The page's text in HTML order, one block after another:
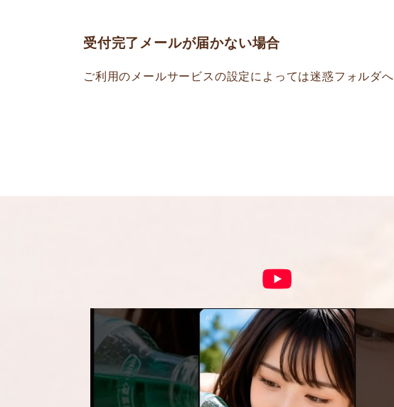
受付完了メールが届かない場合
ご利用のメールサービスの設定によっては迷惑フォルダ